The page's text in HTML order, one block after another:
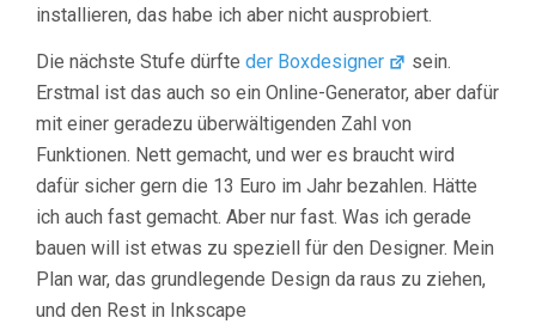
installieren, das habe ich aber nicht ausprobiert.
Die nächste Stufe dürfte der Boxdesigner
sein.
Erstmal ist das auch so ein Online-Generator, aber dafür
mit einer geradezu überwältigenden Zahl von
Funktionen. Nett gemacht, und wer es braucht wird
dafür sicher gern die 13 Euro im Jahr bezahlen. Hätte
ich auch fast gemacht. Aber nur fast. Was ich gerade
bauen will ist etwas zu speziell für den Designer. Mein
Plan war, das grundlegende Design da raus zu ziehen,
und den Rest in Inkscape